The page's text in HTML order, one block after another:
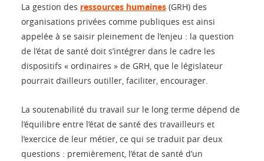
La gestion des ressources humaines (GRH) des
organisations privées comme publiques est ainsi
appelée à se saisir pleinement de l’enjeu : la question
de l’état de santé doit s’intégrer dans le cadre les
dispositifs « ordinaires » de GRH, que le législateur
pourrait d’ailleurs outiller, faciliter, encourager.
La soutenabilité du travail sur le long terme dépend de
l’équilibre entre l’état de santé des travailleurs et
l’exercice de leur métier, ce qui se traduit par deux
questions : premièrement, l’état de santé d’un